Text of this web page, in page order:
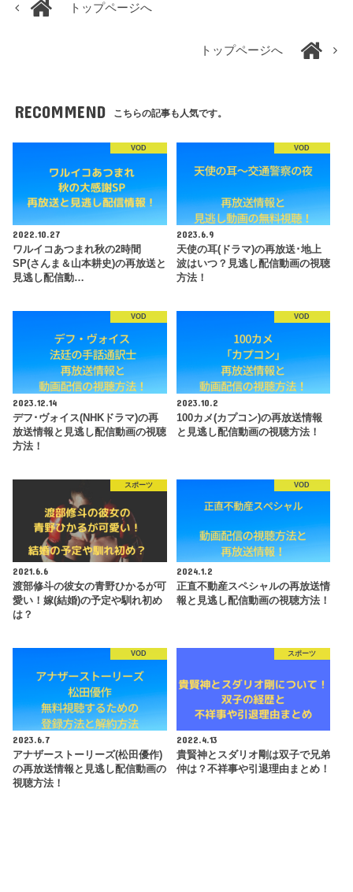
トップページへ
トップページへ
RECOMMEND こちらの記事も人気です。
VOD
2022.10.27
ワルイコあつまれ秋の2時間
SP(さんま＆山本耕史)の再放送と
見逃し配信動…
VOD
2023.6.9
天使の耳(ドラマ)の再放送･地上
波はいつ？見逃し配信動画の視聴
方法！
VOD
2023.12.14
デフ･ヴォイス(NHKドラマ)の再
放送情報と見逃し配信動画の視聴
方法！
VOD
2023.10.2
100カメ(カプコン)の再放送情報
と見逃し配信動画の視聴方法！
スポーツ
2021.6.6
渡部修斗の彼女の青野ひかるが可
愛い！嫁(結婚)の予定や馴れ初め
は？
VOD
2024.1.2
正直不動産スペシャルの再放送情
報と見逃し配信動画の視聴方法！
VOD
2023.6.7
アナザーストーリーズ(松田優作)
の再放送情報と見逃し配信動画の
視聴方法！
スポーツ
2022.4.13
貴賢神とスダリオ剛は双子で兄弟
仲は？不祥事や引退理由まとめ！